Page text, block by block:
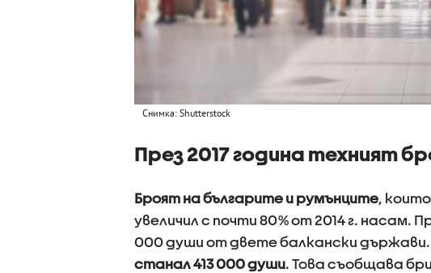
Снимка: Shutterstock
През 2017 година техният
Броят на българите и румънците,
увеличил с почти 80% от 2014 г. насам.
000 души от двете балкански държави.
станал 413 000 души. Това съобщава